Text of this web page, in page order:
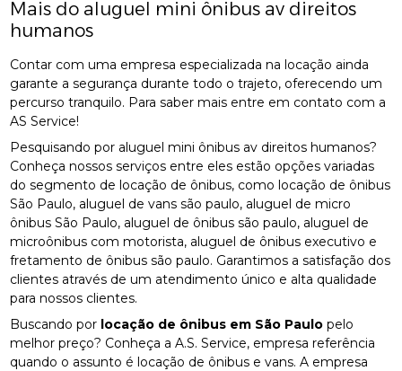
Mais do aluguel mini ônibus av direitos
humanos
Contar com uma empresa especializada na locação ainda
garante a segurança durante todo o trajeto, oferecendo um
percurso tranquilo. Para saber mais entre em contato com a
AS Service!
Pesquisando por aluguel mini ônibus av direitos humanos?
Conheça nossos serviços entre eles estão opções variadas
do segmento de locação de ônibus, como locação de ônibus
São Paulo, aluguel de vans são paulo, aluguel de micro
ônibus São Paulo, aluguel de ônibus são paulo, aluguel de
microônibus com motorista, aluguel de ônibus executivo e
fretamento de ônibus são paulo. Garantimos a satisfação dos
clientes através de um atendimento único e alta qualidade
para nossos clientes.
Buscando por locação de ônibus em São Paulo pelo
melhor preço? Conheça a A.S. Service, empresa referência
quando o assunto é locação de ônibus e vans. A empresa